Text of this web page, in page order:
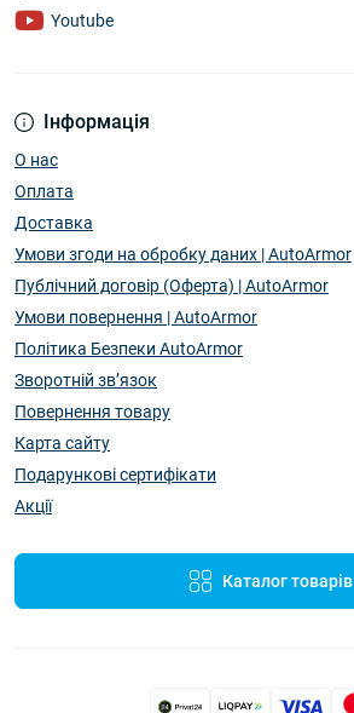
Інформація
О нас
Оплата
Доставка
Умови згоди на обробку даних | AutoArmor
Публічний договір (Оферта) | AutoArmor
Умови повернення | AutoArmor
Політика Безпеки AutoArmor
Зворотній зв’язок
Повернення товару
Карта сайту
Подарункові сертифікати
Акції
Каталог товарів
Youtube